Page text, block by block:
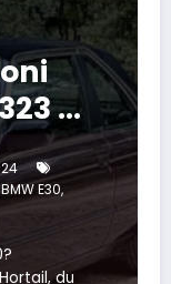
I
BMW E30,
du